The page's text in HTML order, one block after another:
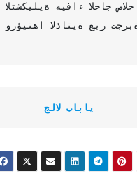
التام بوضوح مسارها
ستصنع لها عالما
       جلال باباي